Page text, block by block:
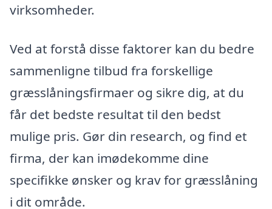
virksomheder.
Ved at forstå disse faktorer kan du bedre
sammenligne tilbud fra forskellige
græsslåningsfirmaer og sikre dig, at du
får det bedste resultat til den bedst
mulige pris. Gør din research, og find et
firma, der kan imødekomme dine
specifikke ønsker og krav for græsslåning
i dit område.